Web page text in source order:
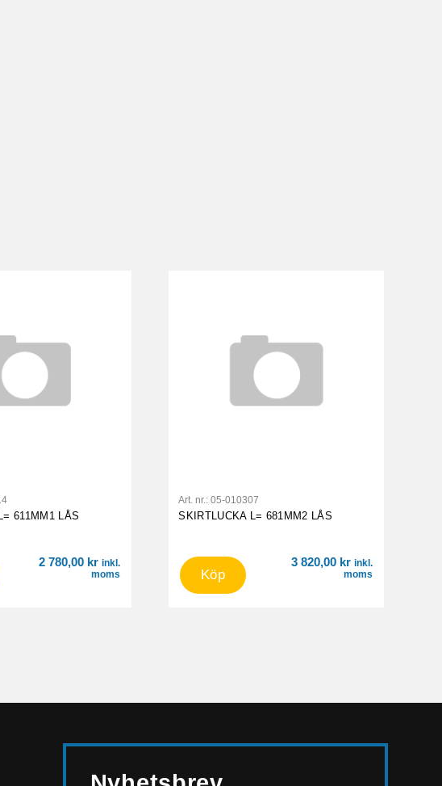
611MM1 LÅS
2 780,00 kr inkl.
moms
Art. nr.:05-010307
SKIRTLUCKA L= 681MM2 LÅS
3 820,00 kr inkl.
moms
Köp